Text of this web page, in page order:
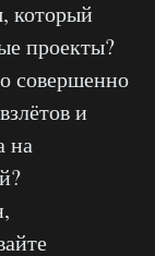
который
проекты?
совершенно
и
на